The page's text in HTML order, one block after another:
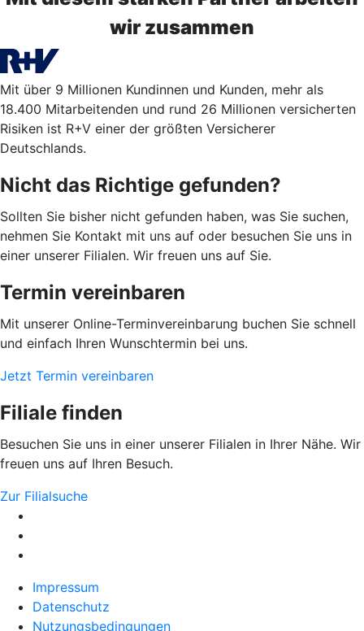
wir zusammen
Mit über 9 Millionen Kundinnen und Kunden, mehr als
18.400 Mitarbeitenden und rund 26 Millionen versicherten
Risiken ist R+V einer der größten Versicherer
Deutschlands.
Nicht das Richtige gefunden?
Sollten Sie bisher nicht gefunden haben, was Sie suchen,
nehmen Sie Kontakt mit uns auf oder besuchen Sie uns in
einer unserer Filialen. Wir freuen uns auf Sie.
Termin vereinbaren
Mit unserer Online-Terminvereinbarung buchen Sie schnell
und einfach Ihren Wunschtermin bei uns.
Jetzt Termin vereinbaren
Filiale finden
Besuchen Sie uns in einer unserer Filialen in Ihrer Nähe. Wir
freuen uns auf Ihren Besuch.
Zur Filialsuche
Impressum
Datenschutz
Nutzungsbedingungen